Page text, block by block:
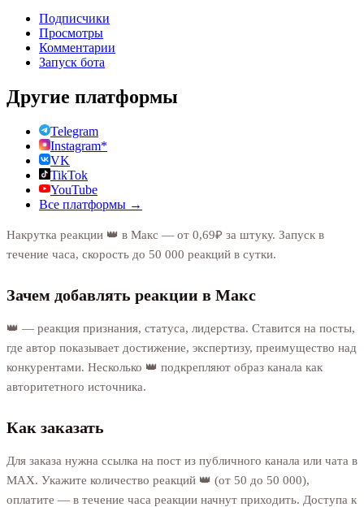
Подписчики
Просмотры
Комментарии
Запуск бота
Другие платформы
Telegram
Instagram*
VK
TikTok
YouTube
Все платформы →
Накрутка реакции 👑 в Макс — от 0,69₽ за штуку. Запуск в
течение часа, скорость до 50 000 реакций в сутки.
Зачем добавлять реакции в Макс
👑 — реакция признания, статуса, лидерства. Ставится на посты,
где автор показывает достижение, экспертизу, преимущество над
конкурентами. Несколько 👑 подкрепляют образ канала как
авторитетного источника.
Как заказать
Для заказа нужна ссылка на пост из публичного канала или чата в
MAX. Укажите количество реакций 👑 (от 50 до 50 000),
оплатите — в течение часа реакции начнут приходить. Доступа к